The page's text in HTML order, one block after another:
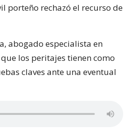
porteño rechazó el recurso de
abogado especialista en
los peritajes tienen como
claves ante una eventual